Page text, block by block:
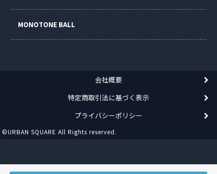
MONOTONE BALL
会社概要
特定商取引法に基づく表示
プライバシーポリシー
©URBAN SQUARE All Rights reserved.